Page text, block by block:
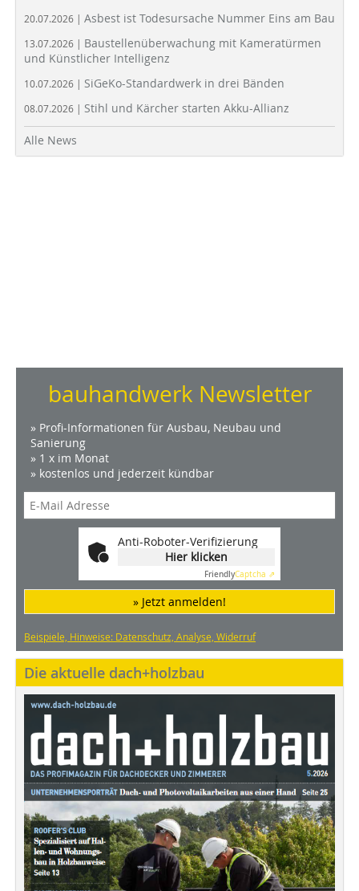
20.07.2026 | Asbest ist Todesursache Nummer Eins am Bau
13.07.2026 | Baustellenüberwachung mit Kameratürmen
und Künstlicher Intelligenz
10.07.2026 | SiGeKo-Standardwerk in drei Bänden
08.07.2026 | Stihl und Kärcher starten Akku-Allianz
Alle News
bauhandwerk Newsletter
» Profi-Informationen für Ausbau, Neubau und
Sanierung
» 1 x im Monat
» kostenlos und jederzeit kündbar
Anti-Roboter-Verifizierung
Hier klicken
FriendlyCaptcha ⇗
» Jetzt anmelden!
Beispiele, Hinweise: Datenschutz, Analyse, Widerruf
Die aktuelle dach+holzbau